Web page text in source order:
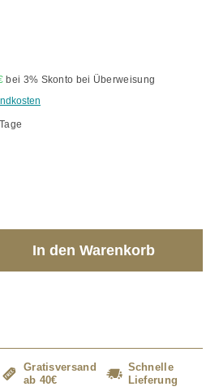
bei 3% Skonto bei Überweisung
Gib den gewünschten
In den Warenkorb
Gratisversand
ab 40€
Schnelle
Lieferung